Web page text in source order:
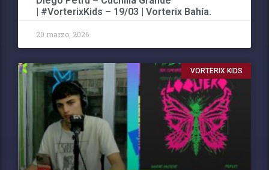
| #VorterixKids – 19/03 | Vorterix Bahía.
20 marzo, 2026
VORTERIX KIDS